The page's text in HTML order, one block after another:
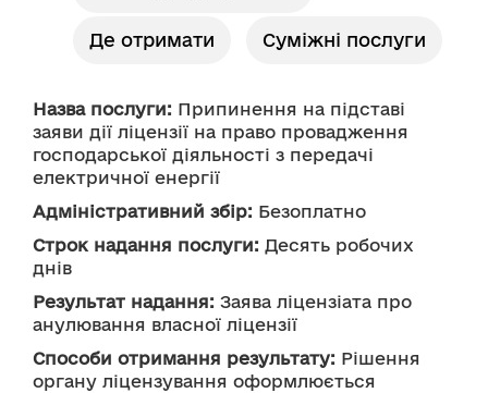
Де отримати Суміжні послуги
Назва послуги: Припинення на підставі
заяви дії ліцензії на право провадження
господарської діяльності з передачі
електричної енергії
Адміністративний збір: Безоплатно
Строк надання послуги: Десять робочих
днів
Результат надання: Заява ліцензіата про
анулювання власної ліцензії
Способи отримання результату: Рішення
органу ліцензування оформлюється